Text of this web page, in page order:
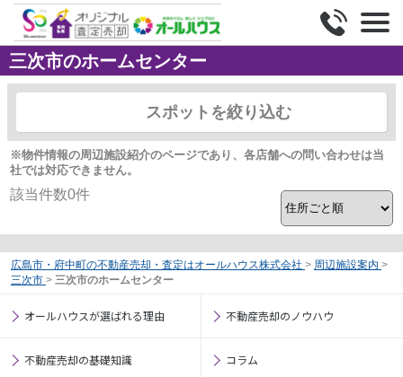
三次市のホームセンター
スポットを絞り込む
※物件情報の周辺施設紹介のページであり、各店舗への問い合わせは当
社では対応できません。
該当件数0件
広島市・府中町の不動産売却・査定はオールハウス株式会社 > 周辺施設案内 >
三次市 > 三次市のホームセンター
オールハウスが選ばれる理由 不動産売却のノウハウ
不動産売却の基礎知識 コラム